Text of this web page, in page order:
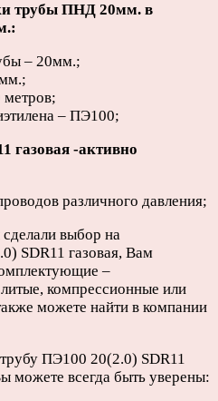
трубы ПНД 20мм. в
– 20мм.;
– ПЭ100;
газовая -активно
различного давления;
выбор на
SDR11 газовая, Вам
–
компрессионные или
можете найти в компании
ПЭ100 20(2.0) SDR11
можете всегда быть уверены: